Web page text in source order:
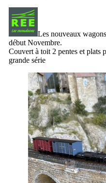
Les nouveaux
début Novembre.
Couvert à toit 2 pentes et plats
grande série